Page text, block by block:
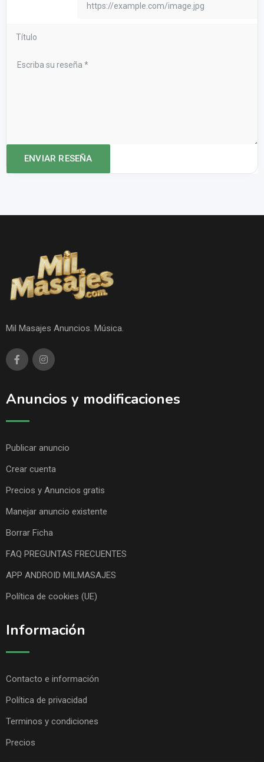
Mil Masajes Anuncios. Música.
Anuncios y modificaciones
Publicar anuncio
Crear cuenta
Precios y Anuncios gratis
Manejar anuncio existente
Borrar Ficha
FAQ PREGUNTAS FRECUENTES
APP ANDROID MILMASAJES
Política de cookies (UE)
Información
Contacto e información
Política de privacidad
Terminos y condiciones
Precios